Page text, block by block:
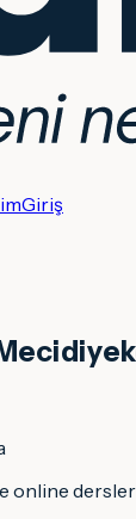
Giriş
online dersler